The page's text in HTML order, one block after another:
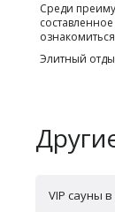
Среди
Элитный
VIP сауны